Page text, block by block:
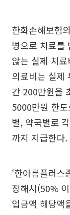
한화손해보험
병으로 치료를
않는 실제 치
의료비는 실제
간 200만원을
5000만원 한
별, 약국별로
까지 지급한다.
‘한아름플러스
장해시(50%
입금액 해당액